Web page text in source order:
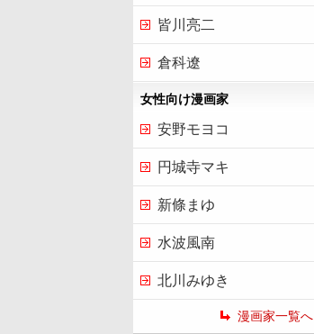
皆川亮二
倉科遼
女性向け漫画家
安野モヨコ
円城寺マキ
新條まゆ
水波風南
北川みゆき
漫画家一覧へ